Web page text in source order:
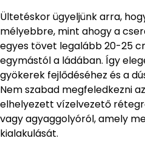
Ültetéskor ügyeljünk arra,
mélyebbre, mint ahogy a
egyes tövet legalább 20-25
egymástól a ládában. Így
gyökerek fejlődéséhez és a
Nem szabad megfeledkezni
elhelyezett vízelvezető
vagy agyaggolyóról, amely
kialakulását.